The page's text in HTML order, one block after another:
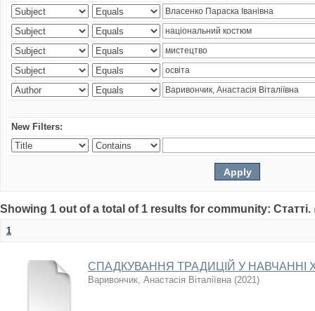
New Filters:
Showing 1 out of a total of 1 results for community: Статті.
1
СПАДКУВАННЯ ТРАДИЦІЙ У НАВЧАННІ
Варивончик, Анастасія Віталіївна (2021)